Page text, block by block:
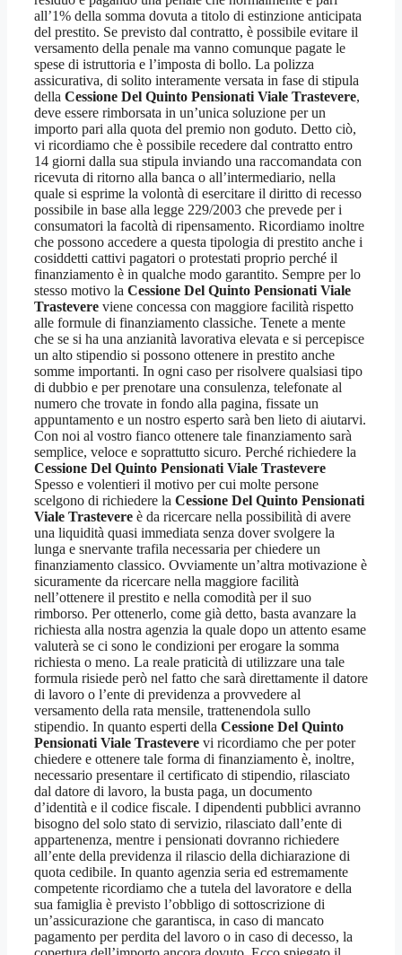
all’1% della somma dovuta a titolo di estinzione anticipata
del prestito. Se previsto dal contratto, è possibile evitare il
versamento della penale ma vanno comunque pagate le
spese di istruttoria e l’imposta di bollo. La polizza
assicurativa, di solito interamente versata in fase di stipula
della Cessione Del Quinto Pensionati Viale Trastevere,
deve essere rimborsata in un’unica soluzione per un
importo pari alla quota del premio non goduto. Detto ciò,
vi ricordiamo che è possibile recedere dal contratto entro
14 giorni dalla sua stipula inviando una raccomandata con
ricevuta di ritorno alla banca o all’intermediario, nella
quale si esprime la volontà di esercitare il diritto di recesso
possibile in base alla legge 229/2003 che prevede per i
consumatori la facoltà di ripensamento. Ricordiamo inoltre
che possono accedere a questa tipologia di prestito anche i
cosiddetti cattivi pagatori o protestati proprio perché il
finanziamento è in qualche modo garantito. Sempre per lo
stesso motivo la Cessione Del Quinto Pensionati Viale
Trastevere viene concessa con maggiore facilità rispetto
alle formule di finanziamento classiche. Tenete a mente
che se si ha una anzianità lavorativa elevata e si percepisce
un alto stipendio si possono ottenere in prestito anche
somme importanti. In ogni caso per risolvere qualsiasi tipo
di dubbio e per prenotare una consulenza, telefonate al
numero che trovate in fondo alla pagina, fissate un
appuntamento e un nostro esperto sarà ben lieto di aiutarvi.
Con noi al vostro fianco ottenere tale finanziamento sarà
semplice, veloce e soprattutto sicuro. Perché richiedere la
Cessione Del Quinto Pensionati Viale Trastevere
Spesso e volentieri il motivo per cui molte persone
scelgono di richiedere la Cessione Del Quinto Pensionati
Viale Trastevere è da ricercare nella possibilità di avere
una liquidità quasi immediata senza dover svolgere la
lunga e snervante trafila necessaria per chiedere un
finanziamento classico. Ovviamente un’altra motivazione è
sicuramente da ricercare nella maggiore facilità
nell’ottenere il prestito e nella comodità per il suo
rimborso. Per ottenerlo, come già detto, basta avanzare la
richiesta alla nostra agenzia la quale dopo un attento esame
valuterà se ci sono le condizioni per erogare la somma
richiesta o meno. La reale praticità di utilizzare una tale
formula risiede però nel fatto che sarà direttamente il datore
di lavoro o l’ente di previdenza a provvedere al
versamento della rata mensile, trattenendola sullo
stipendio. In quanto esperti della Cessione Del Quinto
Pensionati Viale Trastevere vi ricordiamo che per poter
chiedere e ottenere tale forma di finanziamento è, inoltre,
necessario presentare il certificato di stipendio, rilasciato
dal datore di lavoro, la busta paga, un documento
d’identità e il codice fiscale. I dipendenti pubblici avranno
bisogno del solo stato di servizio, rilasciato dall’ente di
appartenenza, mentre i pensionati dovranno richiedere
all’ente della previdenza il rilascio della dichiarazione di
quota cedibile. In quanto agenzia seria ed estremamente
competente ricordiamo che a tutela del lavoratore e della
sua famiglia è previsto l’obbligo di sottoscrizione di
un’assicurazione che garantisca, in caso di mancato
pagamento per perdita del lavoro o in caso di decesso, la